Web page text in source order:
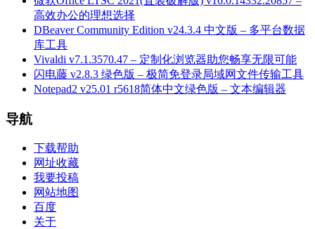
高效办公的理想选择
DBeaver Community Edition v24.3.4 中文版 – 多平台数据
库工具
Vivaldi v7.1.3570.47 – 定制化浏览器助您畅享无限可能
闪电藤 v2.8.3 绿色版 – 极简免登录局域网文件传输工具
Notepad2 v25.01 r5618简体中文绿色版 – 文本编辑器
导航
下载帮助
网址收藏
我要投稿
网站地图
百度
关于